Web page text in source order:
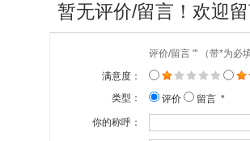
暂无评价/留言！欢迎
评价/留言 "' （带*为必
满意度：
类型：
评价 留言 *
你的称呼：